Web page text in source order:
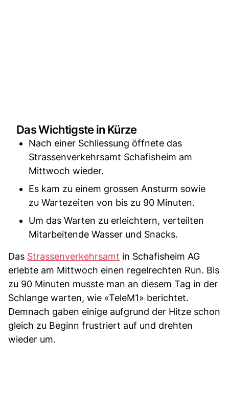
Das Wichtigste in Kürze
Nach einer Schliessung öffnete das
Strassenverkehrsamt Schafisheim am
Mittwoch wieder.
Es kam zu einem grossen Ansturm sowie
zu Wartezeiten von bis zu 90 Minuten.
Um das Warten zu erleichtern, verteilten
Mitarbeitende Wasser und Snacks.
Das Strassenverkehrsamt in Schafisheim AG
erlebte am Mittwoch einen regelrechten Run. Bis
zu 90 Minuten musste man an diesem Tag in der
Schlange warten, wie «TeleM1» berichtet.
Demnach gaben einige aufgrund der Hitze schon
gleich zu Beginn frustriert auf und drehten
wieder um.